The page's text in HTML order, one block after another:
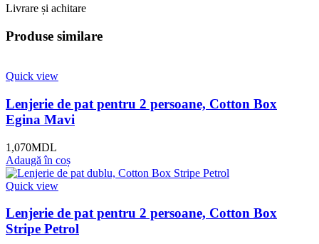
Livrare și achitare
Produse similare
Quick view
Lenjerie de pat pentru 2 persoane, Cotton Box
Egina Mavi
1,070MDL
Adaugă în coș
Quick view
Lenjerie de pat pentru 2 persoane, Cotton Box
Stripe Petrol